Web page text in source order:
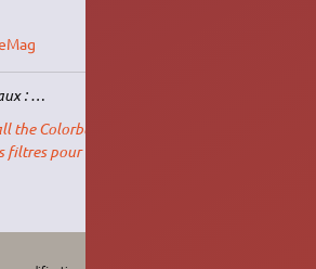
: …
the Colorblind Applet on GNOME
pour daltonien sous Linux